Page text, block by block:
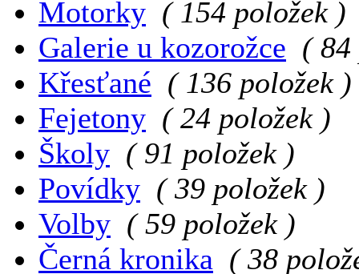
Motorky ( 154 položek )
Galerie u kozorožce ( 84
Křesťané ( 136 položek )
Fejetony ( 24 položek )
Školy ( 91 položek )
Povídky ( 39 položek )
Volby ( 59 položek )
Černá kronika ( 38